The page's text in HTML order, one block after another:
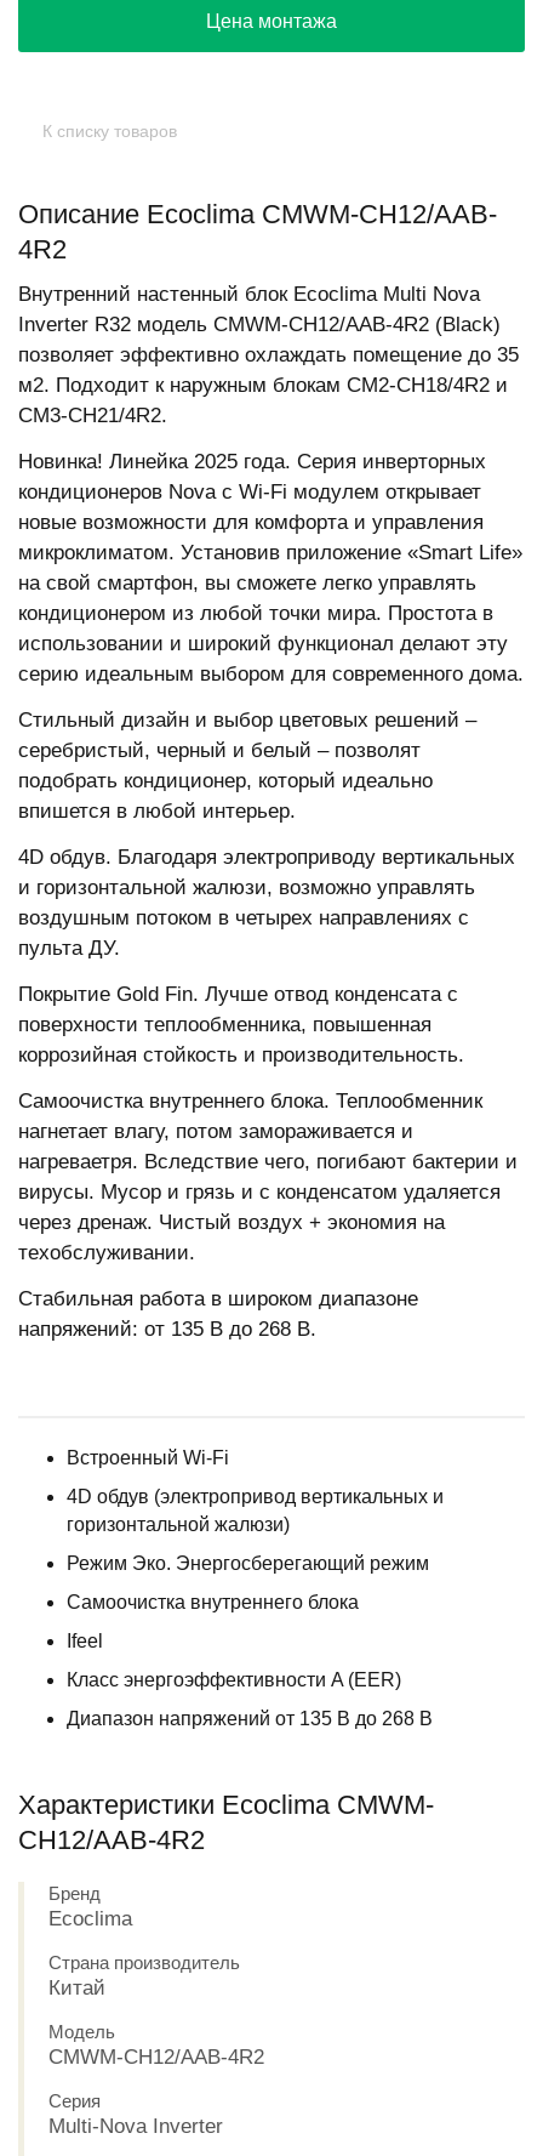
Цена монтажа
К списку товаров
Описание Ecoclima CMWM-CH12/AAB-
4R2
Внутренний настенный блок Ecoclima Multi Nova
Inverter R32 модель CMWM-CH12/AAB-4R2 (Black)
позволяет эффективно охлаждать помещение до 35
м2. Подходит к наружным блокам CM2-CH18/4R2 и
CM3-CH21/4R2.
Новинка! Линейка 2025 года. Серия инверторных
кондиционеров Nova с Wi-Fi модулем открывает
новые возможности для комфорта и управления
микроклиматом. Установив приложение «Smart Life»
на свой смартфон, вы сможете легко управлять
кондиционером из любой точки мира. Простота в
использовании и широкий функционал делают эту
серию идеальным выбором для современного дома.
Стильный дизайн и выбор цветовых решений –
серебристый, черный и белый – позволят
подобрать кондиционер, который идеально
впишется в любой интерьер.
4D обдув. Благодаря электроприводу вертикальных
и горизонтальной жалюзи, возможно управлять
воздушным потоком в четырех направлениях с
пульта ДУ.
Покрытие Gold Fin. Лучше отвод конденсата с
поверхности теплообменника, повышенная
коррозийная стойкость и производительность.
Cамоочистка внутреннего блока. Теплообменник
нагнетает влагу, потом замораживается и
нагреваетря. Вследствие чего, погибают бактерии и
вирусы. Мусор и грязь и с конденсатом удаляется
через дренаж. Чистый воздух + экономия на
техобслуживании.
Стабильная работа в широком диапазоне
напряжений: от 135 В до 268 В.
Встроенный Wi-Fi
4D обдув (электропривод вертикальных и
горизонтальной жалюзи)
Режим Эко. Энергосберегающий режим
Самоочистка внутреннего блока
Ifeel
Класс энергоэффективности A (EER)
Диапазон напряжений от 135 В до 268 В
Характеристики Ecoclima CMWM-
CH12/AAB-4R2
Бренд
Ecoclima
Страна производитель
Китай
Модель
CMWM-CH12/AAB-4R2
Серия
Multi-Nova Inverter